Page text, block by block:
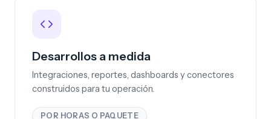
Desarrollos a medida
Integraciones, reportes, dashboards y conectores
construidos para tu operación.
POR HORAS O PAQUETE